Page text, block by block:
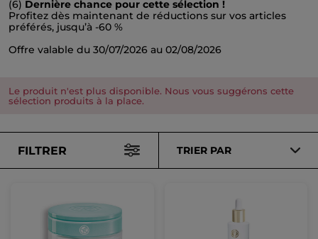
(6) Dernière chance pour cette sélection !
Profitez dès maintenant de réductions sur vos articles
préférés, jusqu’à -60 %
Offre valable du 30/07/2026 au 02/08/2026
Le produit n'est plus disponible. Nous vous suggérons cette
sélection produits à la place.
FILTRER TRIER PAR